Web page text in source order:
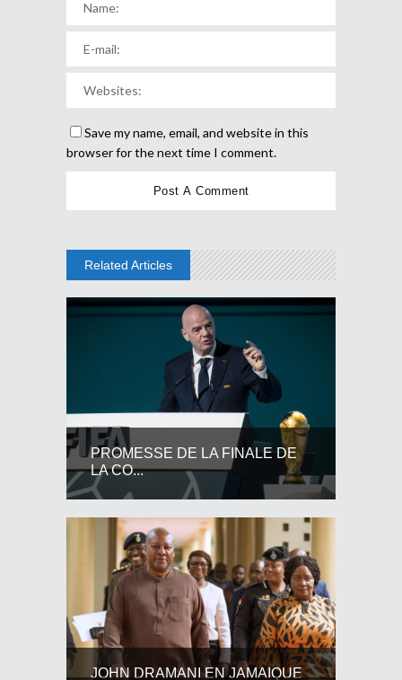
Save my name, email, and website in this
browser for the next time I comment.
Related Articles
PROMESSE DE LA FINALE DE
LA CO...
JOHN DRAMANI EN JAMAIQUE